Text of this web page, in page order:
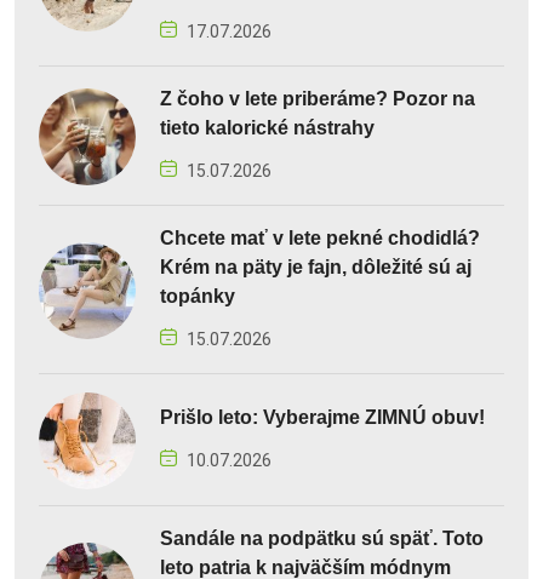
17.07.2026
Z čoho v lete priberáme? Pozor na
tieto kalorické nástrahy
15.07.2026
Chcete mať v lete pekné chodidlá?
Krém na päty je fajn, dôležité sú aj
topánky
15.07.2026
Prišlo leto: Vyberajme ZIMNÚ obuv!
10.07.2026
Sandále na podpätku sú späť. Toto
leto patria k najväčším módnym